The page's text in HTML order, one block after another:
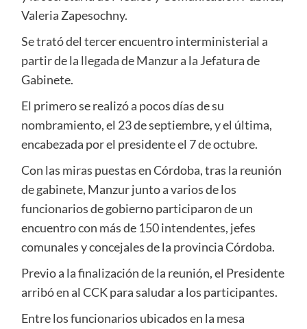
Valeria Zapesochny.
Se trató del tercer encuentro interministerial a
partir de la llegada de Manzur a la Jefatura de
Gabinete.
El primero se realizó a pocos días de su
nombramiento, el 23 de septiembre, y el última,
encabezada por el presidente el 7 de octubre.
Con las miras puestas en Córdoba, tras la reunión
de gabinete, Manzur junto a varios de los
funcionarios de gobierno participaron de un
encuentro con más de 150 intendentes, jefes
comunales y concejales de la provincia Córdoba.
Previo a la finalización de la reunión, el Presidente
arribó en al CCK para saludar a los participantes.
Entre los funcionarios ubicados en la mesa